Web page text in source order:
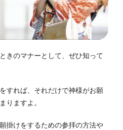
きのマナーとして、ぜひ知って
すれば、それだけで神様がお願
りますよ。
掛けをするための参拝の方法や